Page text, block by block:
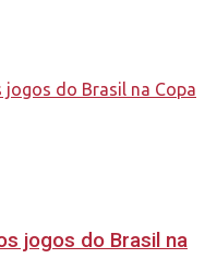
jogos do Brasil na